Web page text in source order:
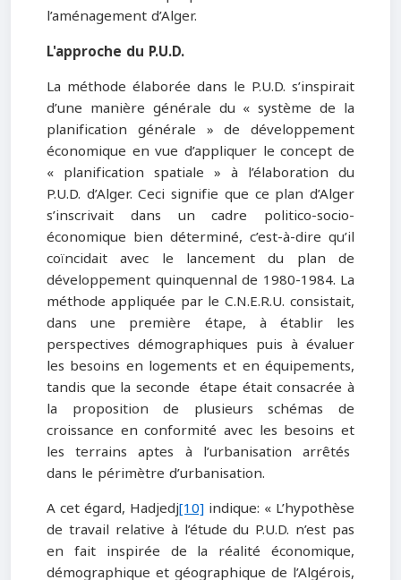
l’aménagement d’Alger.
L'approche du P.U.D.
La méthode élaborée dans le P.U.D. s’inspirait
d’une manière générale du « système de la
planification générale » de développement
économique en vue d’appliquer le concept de
« planification spatiale » à l’élaboration du
P.U.D. d’Alger. Ceci signifie que ce plan d’Alger
s’inscrivait dans un cadre politico-socio-
économique bien déterminé, c’est-à-dire qu’il
coïncidait avec le lancement du plan de
développement quinquennal de 1980-1984. La
méthode appliquée par le C.N.E.R.U. consistait,
dans une première étape, à établir les
perspectives démographiques puis à évaluer
les besoins en logements et en équipements,
tandis que la seconde étape était consacrée à
la proposition de plusieurs schémas de
croissance en conformité avec les besoins et
les terrains aptes à l’urbanisation arrêtés
dans le périmètre d’urbanisation.
A cet égard, Hadjedj[10] indique: « L’hypothèse
de travail relative à l’étude du P.U.D. n’est pas
en fait inspirée de la réalité économique,
démographique et géographique de l’Algérois,